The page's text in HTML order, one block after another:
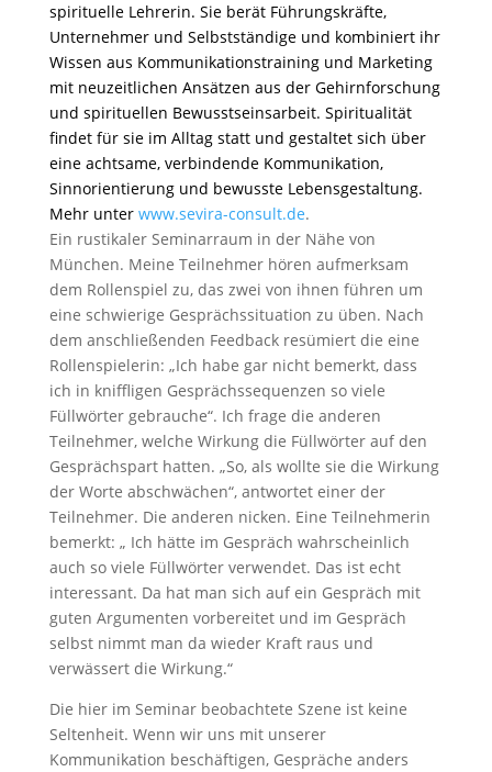
spirituelle Lehrerin. Sie berät Führungskräfte,
Unternehmer und Selbstständige und kombiniert ihr
Wissen aus Kommunikationstraining und Marketing
mit neuzeitlichen Ansätzen aus der Gehirnforschung
und spirituellen Bewusstseinsarbeit. Spiritualität
findet für sie im Alltag statt und gestaltet sich über
eine achtsame, verbindende Kommunikation,
Sinnorientierung und bewusste Lebensgestaltung.
Mehr unter www.sevira-consult.de.
Ein rustikaler Seminarraum in der Nähe von
München. Meine Teilnehmer hören aufmerksam
dem Rollenspiel zu, das zwei von ihnen führen um
eine schwierige Gesprächssituation zu üben. Nach
dem anschließenden Feedback resümiert die eine
Rollenspielerin: „Ich habe gar nicht bemerkt, dass
ich in kniffligen Gesprächssequenzen so viele
Füllwörter gebrauche“. Ich frage die anderen
Teilnehmer, welche Wirkung die Füllwörter auf den
Gesprächspart hatten. „So, als wollte sie die Wirkung
der Worte abschwächen“, antwortet einer der
Teilnehmer. Die anderen nicken. Eine Teilnehmerin
bemerkt: „ Ich hätte im Gespräch wahrscheinlich
auch so viele Füllwörter verwendet. Das ist echt
interessant. Da hat man sich auf ein Gespräch mit
guten Argumenten vorbereitet und im Gespräch
selbst nimmt man da wieder Kraft raus und
verwässert die Wirkung.“
Die hier im Seminar beobachtete Szene ist keine
Seltenheit. Wenn wir uns mit unserer
Kommunikation beschäftigen, Gespräche anders